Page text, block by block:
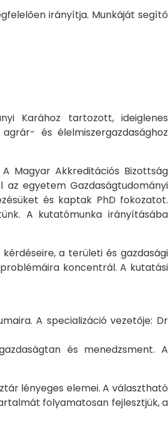
irányítja. Munkáját segítő
Karához tartozott, ideiglenes
és élelmiszergazdasághoz
Magyar Akkreditációs Bizottság
egyetem Gazdaságtudományi
és kaptak PhD fokozatot.
A kutatómunka irányításába
a területi és gazdasági
koncentrál. A kutatási
A specializáció vezetője: Dr
és menedzsment. A
lényeges elemei. A választható
folyamatosan fejlesztjük, a